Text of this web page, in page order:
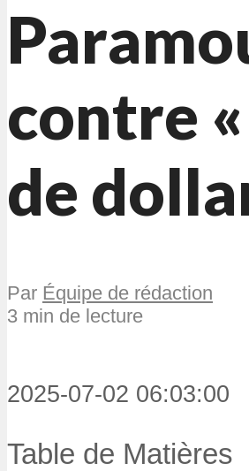
contre
de
Par Équipe de rédaction
3 min de lecture
2025-07-02 06:03:00
Table de Matières